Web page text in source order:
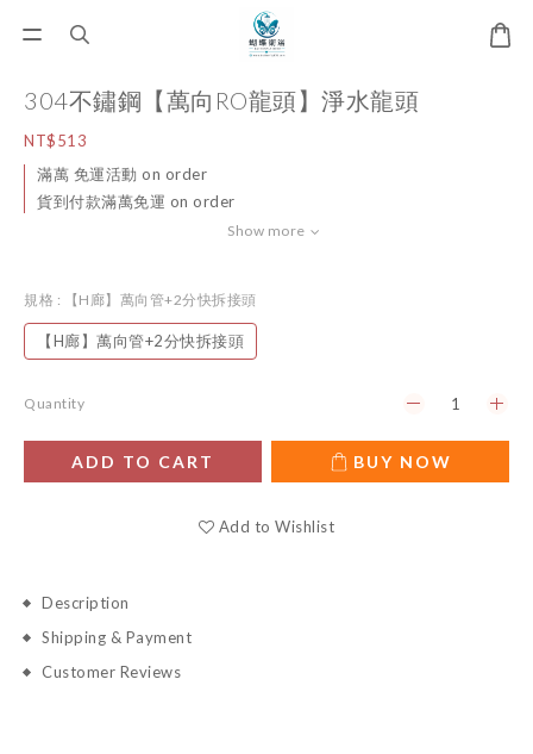
304不鏽鋼【萬向RO龍頭】淨水龍頭
NT$513
滿萬 免運活動 on order
貨到付款滿萬免運 on order
Show more
規格 : 【H廊】萬向管+2分快拆接頭
【H廊】萬向管+2分快拆接頭
Quantity
ADD TO CART BUY NOW
Add to Wishlist
Description
Shipping & Payment
Customer Reviews